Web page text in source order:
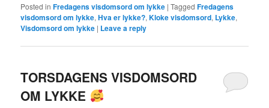
Posted in Fredagens visdomsord om lykke |Tagged Fredagens
visdomsord om lykke,Hva er lykke?,Kloke visdomsord, Lykke,
Visdomsord om lykke | Leave a reply
TORSDAGENS VISDOMSORD
OM LYKKE